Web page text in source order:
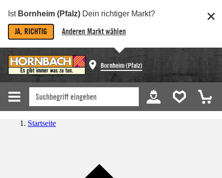
Ist Bornheim (Pfalz) Dein richtiger Markt?
JA, RICHTIG Anderen Markt wählen
Bornheim (Pfalz)
Startseite